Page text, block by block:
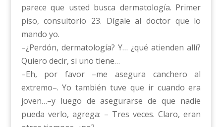
parece que usted busca dermatología. Primer
piso, consultorio 23. Dígale al doctor que lo
mando yo.
–¿Perdón, dermatología? Y… ¿qué atienden allí?
Quiero decir, si uno tiene…
–Eh, por favor –me asegura canchero al
extremo–. Yo también tuve que ir cuando era
joven…–y luego de asegurarse de que nadie
pueda verlo, agrega: – Tres veces. Claro, eran